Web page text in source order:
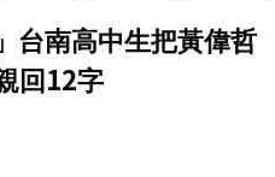
台南高中生把黃偉哲
回12字